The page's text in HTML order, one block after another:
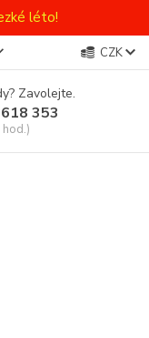
léto!
CZK
Zavolejte.
353